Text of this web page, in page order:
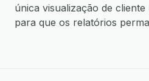
única visualização de
para que os relatórios